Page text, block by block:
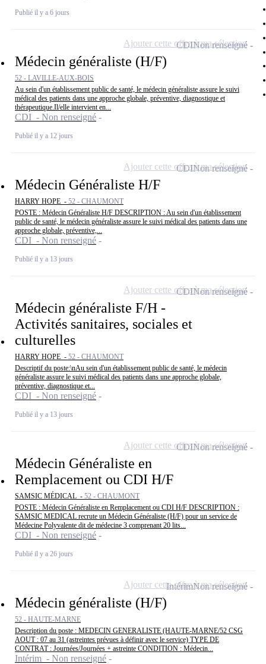
Publié il y a 6 jours
Médecin généraliste (H/F)
52 - LAVILLE-AUX-BOIS
Au sein d'un établissement public de santé, le médecin généraliste assure le suivi
médical des patients dans une approche globale, préventive, diagnostique et
thérapeutique.Il/elle intervient en...
CDI - Non renseigné
Publié il y a 12 jours
CDINon renseigné
Ajouter cette offre à ma sélection
Médecin Généraliste H/F
HARRY HOPE - 52 - CHAUMONT
POSTE : Médecin Généraliste H/F DESCRIPTION : Au sein d'un établissement
public de santé, le médecin généraliste assure le suivi médical des patients dans une
approche globale, préventive,...
CDI - Non renseigné
Publié il y a 13 jours
CDINon renseigné
Ajouter cette offre à ma sélection
Médecin généraliste F/H -
Activités sanitaires, sociales et
culturelles
HARRY HOPE - 52 - CHAUMONT
Descriptif du poste:\nAu sein d'un établissement public de santé, le médecin
généraliste assure le suivi médical des patients dans une approche globale,
préventive, diagnostique et...
CDI - Non renseigné
Publié il y a 13 jours
CDINon renseigné
Ajouter cette offre à ma sélection
Médecin Généraliste en
Remplacement ou CDI H/F
SAMSIC MÉDICAL - 52 - CHAUMONT
POSTE : Médecin Généraliste en Remplacement ou CDI H/F DESCRIPTION :
SAMSIC MEDICAL recrute un Médecin Généraliste (H/F) pour un service de
Médecine Polyvalente dit de médecine 3 comprenant 20 lits...
CDI - Non renseigné
Publié il y a 26 jours
CDINon renseigné
Ajouter cette offre à ma sélection
Médecin généraliste (H/F)
52 - HAUTE-MARNE
Description du poste : MEDECIN GENERALISTE (HAUTE-MARNE/52 CSG
AOUT : 07 au 31 (astreintes prévues à définir avec le service) TYPE DE
CONTRAT : Journées/Journées + astreinte CONDITION : Médecin...
Intérim - Non renseigné
IntérimNon renseigné
Ajouter cette offre à ma sélection